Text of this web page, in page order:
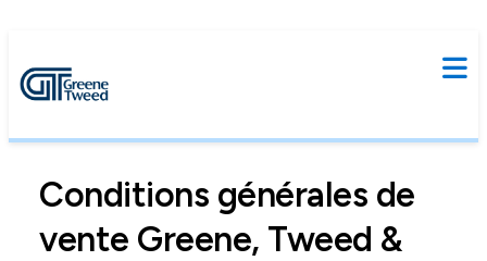
Conditions générales de
vente Greene, Tweed &